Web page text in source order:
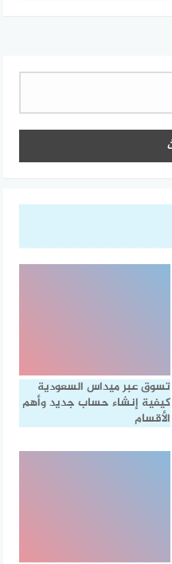
تسوق عبر ميداس السعودية
كيفية إنشاء حساب جديد وأهم
الأقسام